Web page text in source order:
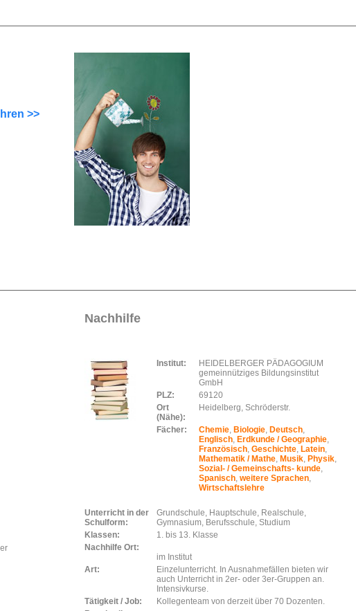
>>
Nachhilfe
Institut:
HEIDELBERGER PÄDAGOGIUM
gemeinnütziges Bildungsinstitut
GmbH
PLZ:
69120
Ort
(Nähe):
Heidelberg, Schröderstr.
Fächer: Chemie, Biologie, Deutsch,
Englisch, Erdkunde / Geographie,
Französisch, Geschichte, Latein,
Mathematik / Mathe, Musik, Physik,
Sozial- / Gemeinschafts- kunde,
Spanisch, weitere Sprachen,
Wirtschaftslehre
Unterricht in der
Schulform:
Grundschule, Hauptschule, Realschule,
Gymnasium, Berufsschule, Studium
Klassen:
1. bis 13. Klasse
Nachhilfe Ort:
im Institut
Art:
Einzelunterricht. In Ausnahmefällen bieten wir
auch Unterricht in 2er- oder 3er-Gruppen an.
Intensivkurse.
Tätigkeit / Job:
Kollegenteam von derzeit über 70 Dozenten.